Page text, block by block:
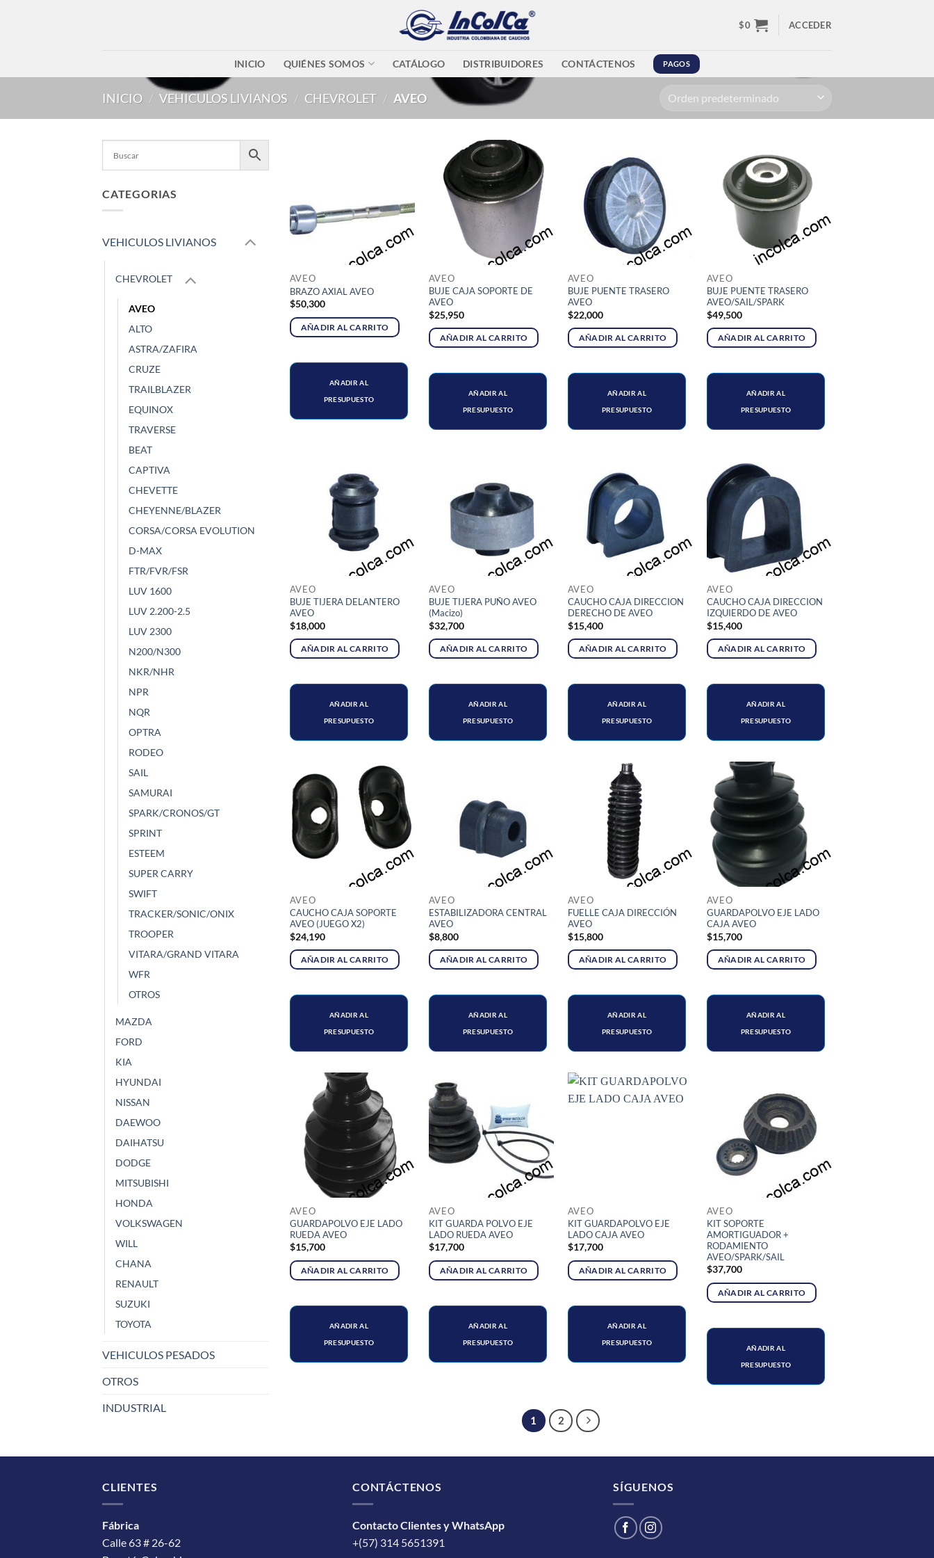
$0 ACCEDER
INICIO QUIÉNES SOMOS CATÁLOGO DISTRIBUIDORES CONTÁCTENOS PAGOS
INICIO / VEHICULOS LIVIANOS / CHEVROLET / AVEO
CATEGORIAS
VEHICULOS LIVIANOS
CHEVROLET
AVEO
ALTO
ASTRA/ZAFIRA
CRUZE
TRAILBLAZER
EQUINOX
TRAVERSE
BEAT
CAPTIVA
CHEVETTE
CHEYENNE/BLAZER
CORSA/CORSA EVOLUTION
D-MAX
FTR/FVR/FSR
LUV 1600
LUV 2.200-2.5
LUV 2300
N200/N300
NKR/NHR
NPR
NQR
OPTRA
RODEO
SAIL
SAMURAI
SPARK/CRONOS/GT
SPRINT
ESTEEM
SUPER CARRY
SWIFT
TRACKER/SONIC/ONIX
TROOPER
VITARA/GRAND VITARA
WFR
OTROS
MAZDA
FORD
KIA
HYUNDAI
NISSAN
DAEWOO
DAIHATSU
DODGE
MITSUBISHI
HONDA
VOLKSWAGEN
WILL
CHANA
RENAULT
SUZUKI
TOYOTA
VEHICULOS PESADOS
OTROS
INDUSTRIAL
AVEO
BRAZO AXIAL AVEO
$50,300
AÑADIR AL CARRITO
AÑADIR AL
PRESUPUESTO
AVEO
BUJE CAJA SOPORTE DE
AVEO
$25,950
AÑADIR AL CARRITO
AÑADIR AL
PRESUPUESTO
AVEO
BUJE PUENTE TRASERO
AVEO
$22,000
AÑADIR AL CARRITO
AÑADIR AL
PRESUPUESTO
AVEO
BUJE PUENTE TRASERO
AVEO/SAIL/SPARK
$49,500
AÑADIR AL CARRITO
AÑADIR AL
PRESUPUESTO
AVEO
BUJE TIJERA DELANTERO
AVEO
$18,000
AÑADIR AL CARRITO
AÑADIR AL
PRESUPUESTO
AVEO
BUJE TIJERA PUÑO AVEO
(Macizo)
$32,700
AÑADIR AL CARRITO
AÑADIR AL
PRESUPUESTO
AVEO
CAUCHO CAJA DIRECCION
DERECHO DE AVEO
$15,400
AÑADIR AL CARRITO
AÑADIR AL
PRESUPUESTO
AVEO
CAUCHO CAJA DIRECCION
IZQUIERDO DE AVEO
$15,400
AÑADIR AL CARRITO
AÑADIR AL
PRESUPUESTO
AVEO
CAUCHO CAJA SOPORTE
AVEO (JUEGO X2)
$24,190
AÑADIR AL CARRITO
AÑADIR AL
PRESUPUESTO
AVEO
ESTABILIZADORA CENTRAL
AVEO
$8,800
AÑADIR AL CARRITO
AÑADIR AL
PRESUPUESTO
AVEO
FUELLE CAJA DIRECCIÓN
AVEO
$15,800
AÑADIR AL CARRITO
AÑADIR AL
PRESUPUESTO
AVEO
GUARDAPOLVO EJE LADO
CAJA AVEO
$15,700
AÑADIR AL CARRITO
AÑADIR AL
PRESUPUESTO
AVEO
GUARDAPOLVO EJE LADO
RUEDA AVEO
$15,700
AÑADIR AL CARRITO
AÑADIR AL
PRESUPUESTO
AVEO
KIT GUARDA POLVO EJE
LADO RUEDA AVEO
$17,700
AÑADIR AL CARRITO
AÑADIR AL
PRESUPUESTO
AVEO
KIT GUARDAPOLVO EJE
LADO CAJA AVEO
$17,700
AÑADIR AL CARRITO
AÑADIR AL
PRESUPUESTO
AVEO
KIT SOPORTE
AMORTIGUADOR +
RODAMIENTO
AVEO/SPARK/SAIL
$37,700
AÑADIR AL CARRITO
AÑADIR AL
PRESUPUESTO
1 2
CLIENTES
Fábrica
Calle 63 # 26-62
CONTÁCTENOS
Contacto Clientes y WhatsApp
+(57) 314 5651391
SÍGUENOS